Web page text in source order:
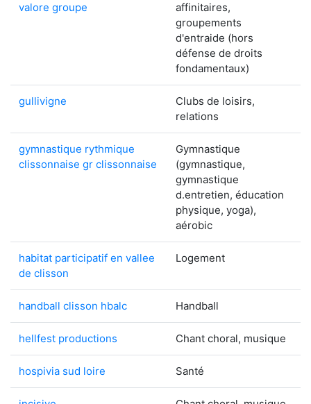
valore groupe
affinitaires,
groupements
d'entraide (hors
défense de droits
fondamentaux)
gullivigne
Clubs de loisirs,
relations
gymnastique rythmique
clissonnaise gr clissonnaise
Gymnastique
(gymnastique,
gymnastique
d.entretien, éducation
physique, yoga),
aérobic
habitat participatif en vallee
de clisson
Logement
handball clisson hbalc Handball
hellfest productions Chant choral, musique
hospivia sud loire Santé